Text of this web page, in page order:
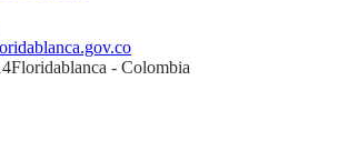
- Colombia